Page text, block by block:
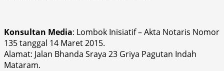
Konsultan Media: Lombok Inisiatif – Akta Notaris Nomor
135 tanggal 14 Maret 2015.
Alamat: Jalan Bhanda Sraya 23 Griya Pagutan Indah
Mataram.